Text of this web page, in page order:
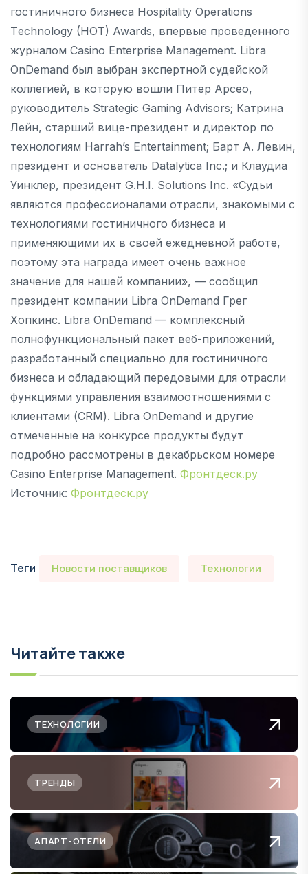
гостиничного бизнеса Нospitality Оperations
Тechnology (HOT) Awards, впервые проведенного
журналом Casino Enterprise Management. Libra
OnDemand был выбран экспертной судейской
коллегией, в которую вошли Питер Арсео,
руководитель Strategic Gaming Advisors; Катрина
Лейн, старший вице-президент и директор по
технологиям Harrah’s Entertainment; Барт А. Левин,
президент и основатель Datalytica Inc.; и Клаудиа
Уинклер, президент G.H.I. Solutions Inc. «Судьи
являются профессионалами отрасли, знакомыми с
технологиями гостиничного бизнеса и
применяющими их в своей ежедневной работе,
поэтому эта награда имеет очень важное
значение для нашей компании», — сообщил
президент компании Libra OnDemand Грег
Хопкинс. Libra OnDemand — комплексный
полнофункциональный пакет веб-приложений,
разработанный специально для гостиничного
бизнеса и обладающий передовыми для отрасли
функциями управления взаимоотношениями с
клиентами (CRM). Libra OnDemand и другие
отмеченные на конкурсе продукты будут
подробно рассмотрены в декабрьском номере
Casino Enterprise Management. Фронтдеск.ру
Источник: Фронтдеск.ру
Теги Новости поставщиков Технологии
Читайте также
ТЕХНОЛОГИИ
ТРЕНДЫ
АПАРТ-ОТЕЛИ